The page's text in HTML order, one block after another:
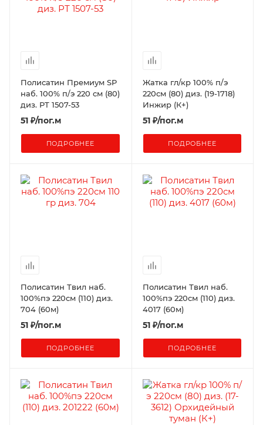
Полисатин Премиум SP
наб. 100% п/э 220 см (80)
диз. РТ 1507-53
51 ₽/пог.м
ПОДРОБНЕЕ
Жатка гл/кр 100% п/э
220см (80) диз. (19-1718)
Инжир (К+)
51₽/пог.м
ПОДРОБНЕЕ
Полисатин Твил наб.
100%пэ 220см (110) диз.
704 (60м)
51 ₽/пог.м
ПОДРОБНЕЕ
Полисатин Твил наб.
100%пэ 220см (110) диз.
4017 (60м)
51₽/пог.м
ПОДРОБНЕЕ